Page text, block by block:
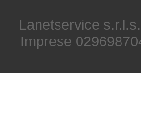
Lanetservice
Imprese